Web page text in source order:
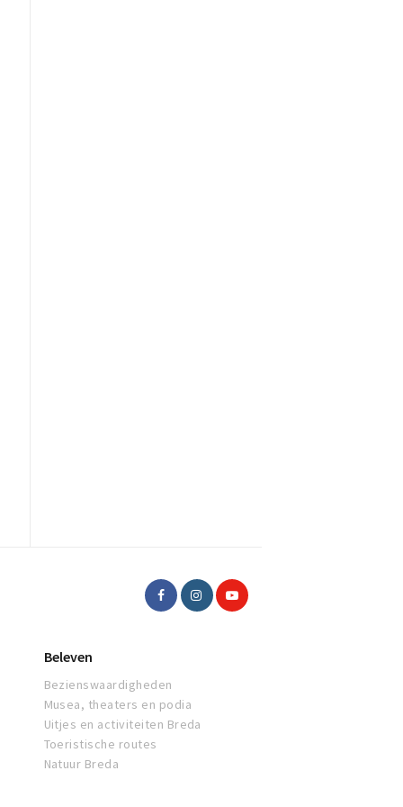
Beleven
Bezienswaardigheden
Musea, theaters en podia
Uitjes en activiteiten Breda
Toeristische routes
Natuur Breda